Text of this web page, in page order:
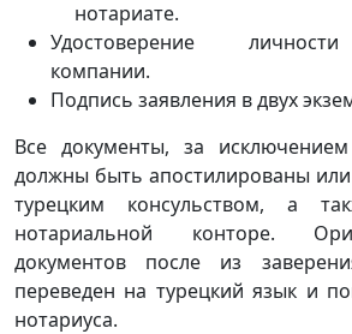
нотариате.
Удостоверение
компании.
Подпись заявления в двух
Все документы, за
должны быть апостилированы
турецким консульством, а
нотариальной конторе.
документов после из
переведен на турецкий язык и
нотариуса.